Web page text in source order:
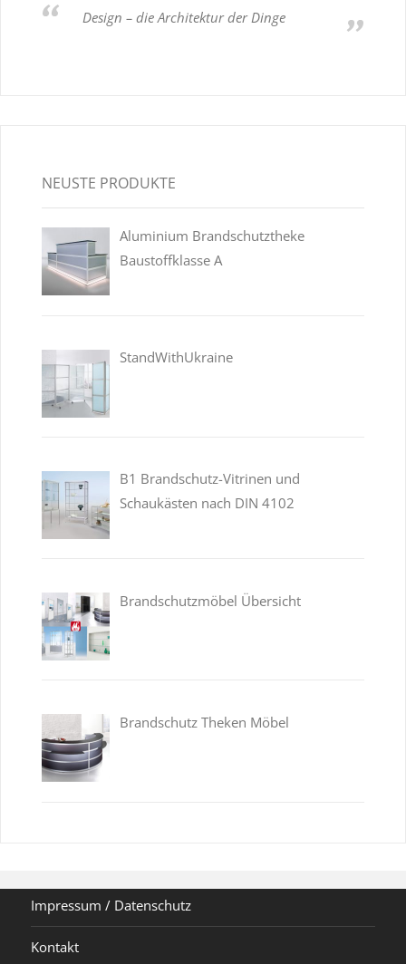
Design – die Architektur der Dinge
NEUSTE PRODUKTE
Aluminium Brandschutztheke
Baustoffklasse A
StandWithUkraine
B1 Brandschutz-Vitrinen und
Schaukästen nach DIN 4102
Brandschutzmöbel Übersicht
Brandschutz Theken Möbel
Impressum / Datenschutz
Kontakt